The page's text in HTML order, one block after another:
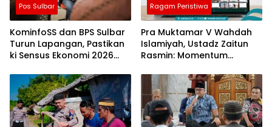
Pos Sulbar
KominfoSS dan BPS Sulbar
Turun Lapangan, Pastikan
ki Sensus Ekonomi 2026
Akurat
Ragam Peristiwa
Pra Muktamar V Wahdah
Islamiyah, Ustadz Zaitun
Rasmin: Momentum
Evaluasi Perjalanan
Dakwah